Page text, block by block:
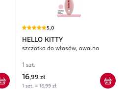
5,0
HELLO KITTY
szczotka do włosów, owalna
1 szt.
16,99 zł
1 szt. = 16,99 zł